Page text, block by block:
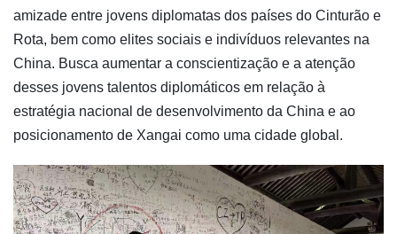
amizade entre jovens diplomatas dos países do Cinturão e
Rota, bem como elites sociais e indivíduos relevantes na
China. Busca aumentar a conscientização e a atenção
desses jovens talentos diplomáticos em relação à
estratégia nacional de desenvolvimento da China e ao
posicionamento de Xangai como uma cidade global.